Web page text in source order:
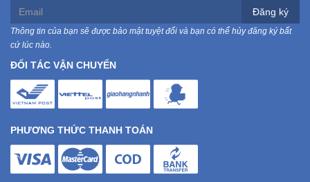
Đăng ký
Thông tin của bạn sẽ được bảo mật tuyệt đối và bạn có thể hủy đăng ký bất
cứ lúc nào.
ĐỐI TÁC VẬN CHUYỂN
PHƯƠNG THỨC THANH TOÁN